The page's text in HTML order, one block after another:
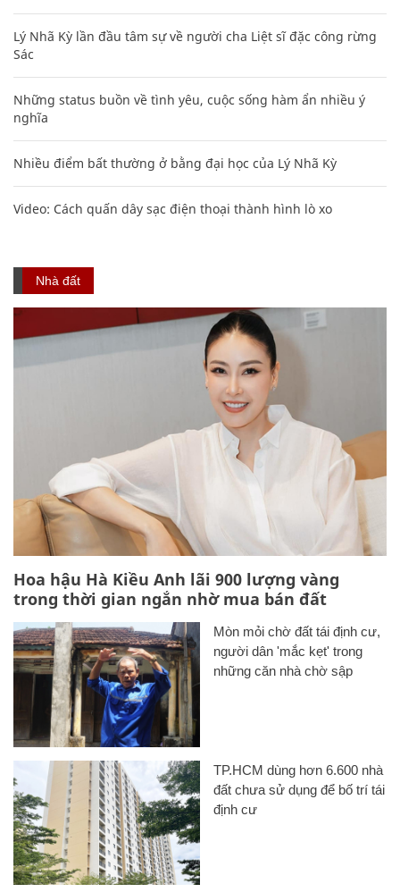
Lý Nhã Kỳ lần đầu tâm sự về người cha Liệt sĩ đặc công rừng
Sác
Những status buồn về tình yêu, cuộc sống hàm ẩn nhiều ý
nghĩa
Nhiều điểm bất thường ở bằng đại học của Lý Nhã Kỳ
Video: Cách quấn dây sạc điện thoại thành hình lò xo
Nhà đất
Hoa hậu Hà Kiều Anh lãi 900 lượng vàng
trong thời gian ngắn nhờ mua bán đất
Mòn mỏi chờ đất tái định cư,
người dân 'mắc kẹt' trong
những căn nhà chờ sập
TP.HCM dùng hơn 6.600 nhà
đất chưa sử dụng để bố trí tái
định cư